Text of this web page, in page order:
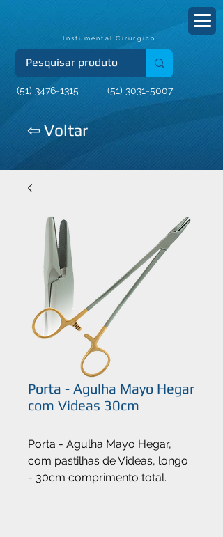
(51) 3031-5007
(51) 3476-1315
Instumental Cirúrgico
⇦ Voltar
Porta - Agulha Mayo Hegar
com Videas 30cm
Porta - Agulha Mayo Hegar,
com pastilhas de Videas, longo
- 30cm comprimento total.